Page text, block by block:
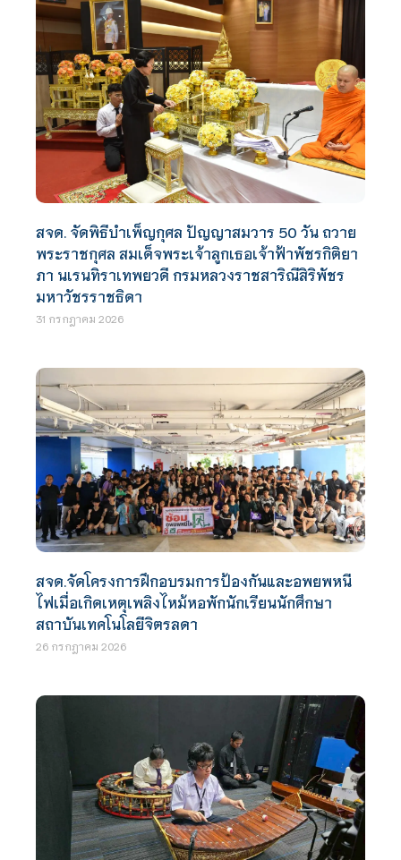
สจด. จัดพิธีบำเพ็ญกุศล ปัญญาสมวาร 50 วัน ถวาย
พระราชกุศล สมเด็จพระเจ้าลูกเธอเจ้าฟ้าพัชรกิติยา
ภา นเรนทิราเทพยวดี กรมหลวงราชสาริณีสิริพัชร
มหาวัชรราชธิดา
31 กรกฎาคม 2026
สจด.จัดโครงการฝึกอบรมการป้องกันและอพยพหนี
ไฟเมื่อเกิดเหตุเพลิงไหม้หอพักนักเรียนนักศึกษา
สถาบันเทคโนโลยีจิตรลดา
26 กรกฎาคม 2026